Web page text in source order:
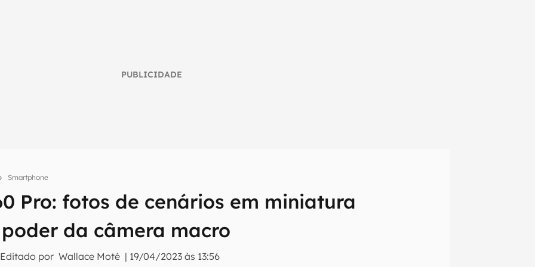
PUBLICIDADE
Smartphone
Pro: fotos de cenários em miniatura
da câmera macro
Editado por Wallace Moté | 19/04/2023 às 13:56
inteligente do mundo tech!
do Canaltech e receba notícias e reviews sobre tecnologia em primeira